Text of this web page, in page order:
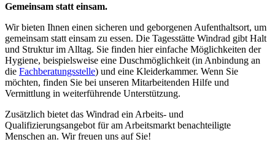
Gemeinsam statt einsam.
Wir bieten Ihnen einen sicheren und geborgenen Aufenthaltsort, um
gemeinsam statt einsam zu essen. Die Tagesstätte Windrad gibt Halt
und Struktur im Alltag. Sie finden hier einfache Möglichkeiten der
Hygiene, beispielsweise eine Duschmöglichkeit (in Anbindung an
die Fachberatungsstelle) und eine Kleiderkammer. Wenn Sie
möchten, finden Sie bei unseren Mitarbeitenden Hilfe und
Vermittlung in weiterführende Unterstützung.
Zusätzlich bietet das Windrad ein Arbeits- und
Qualifizierungsangebot für am Arbeitsmarkt benachteiligte
Menschen an. Wir freuen uns auf Sie!